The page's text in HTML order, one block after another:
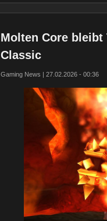
Molten Core
Classic
Gaming News | 27.02.2026 - 00:36